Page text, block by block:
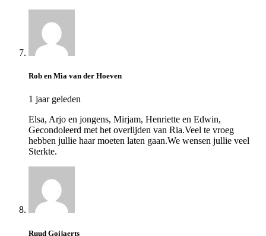
Rob en Mia van der Hoeven
1 jaar geleden
Elsa, Arjo en jongens, Mirjam, Henriette en Edwin,
Gecondoleerd met het overlijden van Ria.Veel te vroeg
hebben jullie haar moeten laten gaan.We wensen jullie veel
Sterkte.
Ruud Goijaerts